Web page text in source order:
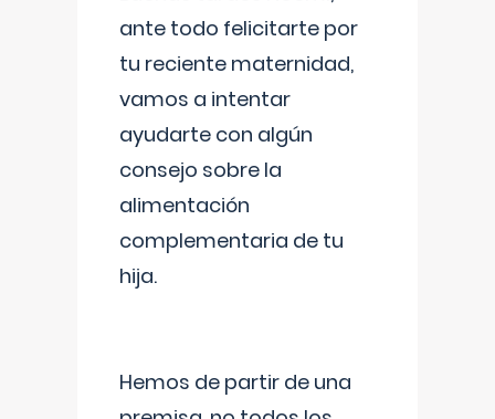
ante todo felicitarte por
tu reciente maternidad,
vamos a intentar
ayudarte con algún
consejo sobre la
alimentación
complementaria de tu
hija.
Hemos de partir de una